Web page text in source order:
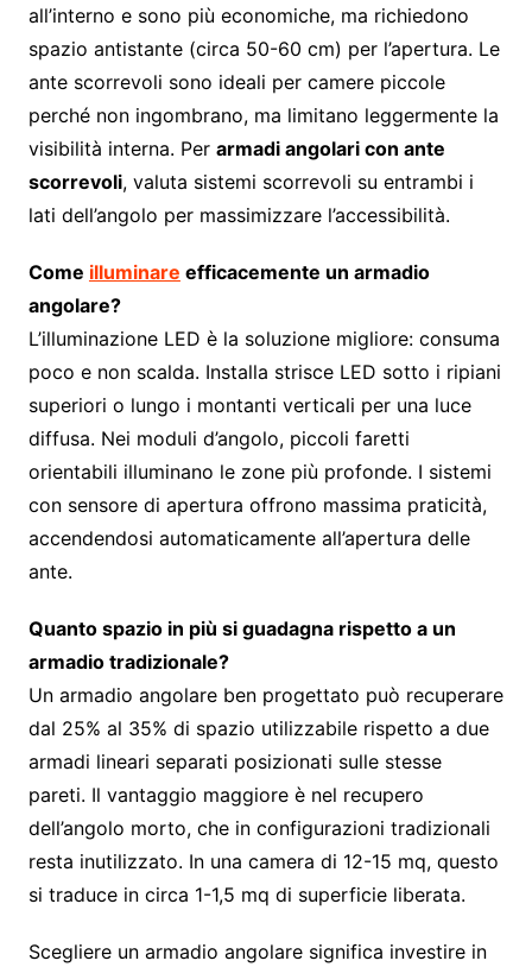
all’interno e sono più economiche, ma richiedono
spazio antistante (circa 50-60 cm) per l’apertura. Le
ante scorrevoli sono ideali per camere piccole
perché non ingombrano, ma limitano leggermente la
visibilità interna. Per armadi angolari con ante
scorrevoli, valuta sistemi scorrevoli su entrambi i
lati dell’angolo per massimizzare l’accessibilità.
Come illuminare efficacemente un armadio
angolare?
L’illuminazione LED è la soluzione migliore: consuma
poco e non scalda. Installa strisce LED sotto i ripiani
superiori o lungo i montanti verticali per una luce
diffusa. Nei moduli d’angolo, piccoli faretti
orientabili illuminano le zone più profonde. I sistemi
con sensore di apertura offrono massima praticità,
accendendosi automaticamente all’apertura delle
ante.
Quanto spazio in più si guadagna rispetto a un
armadio tradizionale?
Un armadio angolare ben progettato può recuperare
dal 25% al 35% di spazio utilizzabile rispetto a due
armadi lineari separati posizionati sulle stesse
pareti. Il vantaggio maggiore è nel recupero
dell’angolo morto, che in configurazioni tradizionali
resta inutilizzato. In una camera di 12-15 mq, questo
si traduce in circa 1-1,5 mq di superficie liberata.
Scegliere un armadio angolare significa investire in